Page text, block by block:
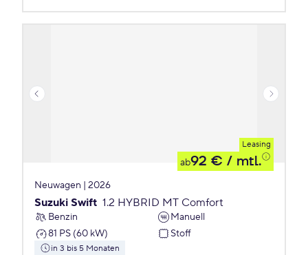
Leasing
ab92 € / mtl.
Neuwagen | 2026
Suzuki Swift 1.2 HYBRID MT Comfort
Benzin
Manuell
81 PS (60 kW)
Stoff
in 3 bis 5 Monaten